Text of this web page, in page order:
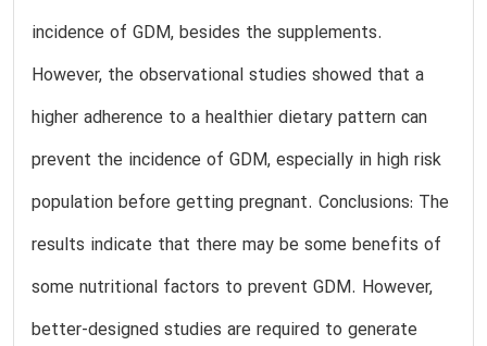
incidence of GDM, besides the supplements.
However, the observational studies showed that a
higher adherence to a healthier dietary pattern can
prevent the incidence of GDM, especially in high risk
population before getting pregnant. Conclusions: The
results indicate that there may be some benefits of
some nutritional factors to prevent GDM. However,
better-designed studies are required to generate